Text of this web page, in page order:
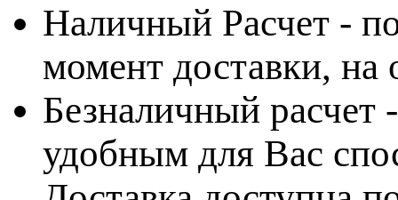
Наличный Расчет -
момент доставки, на
Безналичный
удобным для Вас